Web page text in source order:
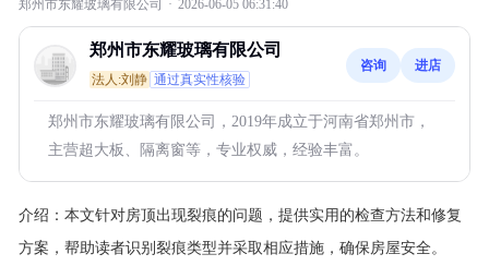
郑州市东耀玻璃有限公司 · 2026-06-05 06:31:40
郑州市东耀玻璃有限公司
法人:刘静 通过真实性核验
咨询 进店
郑州市东耀玻璃有限公司，2019年成立于河南省郑州市，
主营超大板、隔离窗等，专业权威，经验丰富。
介绍： 本文针对房顶出现裂痕的问题，提供实用的检查方法和修复
方案，帮助读者识别裂痕类型并采取相应措施，确保房屋安全。